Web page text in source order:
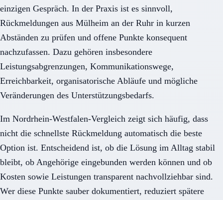
einzigen Gespräch. In der Praxis ist es sinnvoll,
Rückmeldungen aus Mülheim an der Ruhr in kurzen
Abständen zu prüfen und offene Punkte konsequent
nachzufassen. Dazu gehören insbesondere
Leistungsabgrenzungen, Kommunikationswege,
Erreichbarkeit, organisatorische Abläufe und mögliche
Veränderungen des Unterstützungsbedarfs.
Im Nordrhein-Westfalen-Vergleich zeigt sich häufig, dass
nicht die schnellste Rückmeldung automatisch die beste
Option ist. Entscheidend ist, ob die Lösung im Alltag stabil
bleibt, ob Angehörige eingebunden werden können und ob
Kosten sowie Leistungen transparent nachvollziehbar sind.
Wer diese Punkte sauber dokumentiert, reduziert spätere